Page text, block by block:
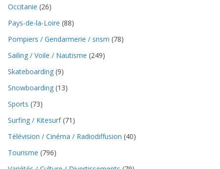
Occitanie (26)
Pays-de-la-Loire (88)
Pompiers / Gendarmerie / snsm (78)
Sailing / Voile / Nautisme (249)
Skateboarding (9)
Snowboarding (13)
Sports (73)
Surfing / Kitesurf(71)
Télévision / Cinéma / Radiodiffusion (40)
Tourisme (796)